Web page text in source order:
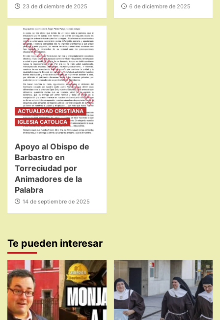
23 de diciembre de 2025 6 de diciembre de 2025
ACTUALIDAD CRISTIANA
IGLESIA CATOLICA
Apoyo al Obispo de
Barbastro en
Torreciudad por
Animadores de la
Palabra
14 de septiembre de 2025
Te pueden interesar